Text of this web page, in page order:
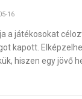
16
a játékosokat
kapott.
hiszen egy jövő